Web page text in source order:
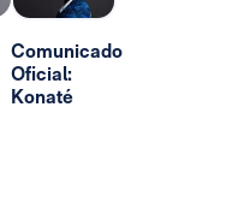
Comunicado
Oficial:
Konaté